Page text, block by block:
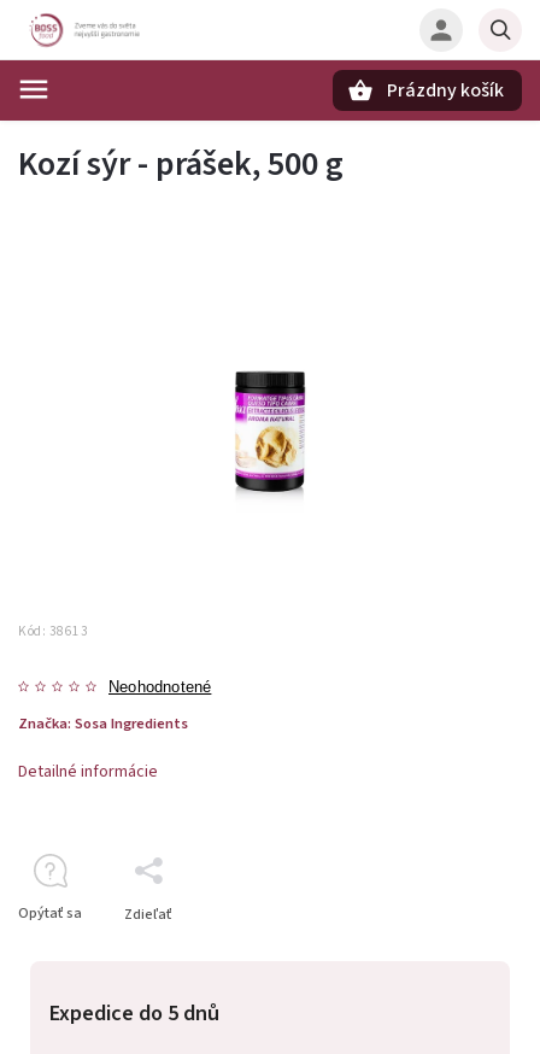
Prázdny košík
Kozí sýr - prášek, 500 g
Kód: 38613
Neohodnotené
Značka: Sosa Ingredients
Expedice do 5 dnů
Detailné informácie
Opýtať sa Zdieľať